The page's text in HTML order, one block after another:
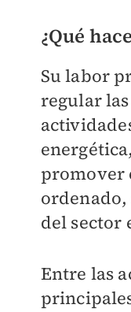
¿Qué
Su labor
regular
promover
del sector
Entre las